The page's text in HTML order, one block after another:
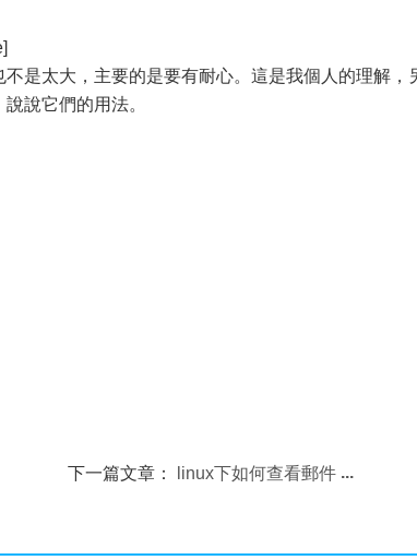
是太大，主要的是要有耐心。這是我個人的理解，
說它們的用法。
下一篇文章： linux下如何查看郵件